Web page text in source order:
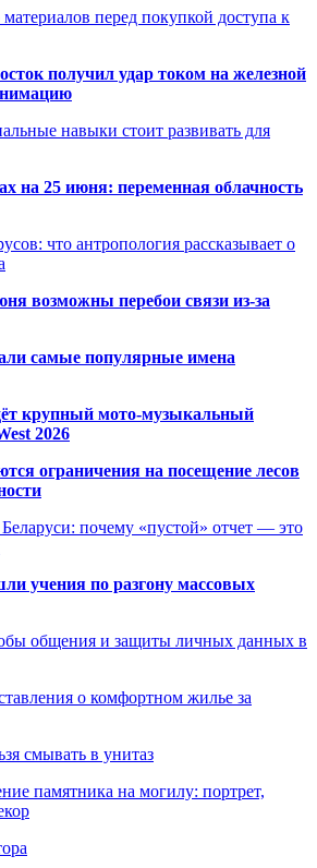
перед покупкой доступа к
получил удар током на железной
навыки стоит развивать для
на 25 июня: переменная облачность
что антропология рассказывает о
возможны перебои связи из-за
самые популярные имена
крупный мото-музыкальный
2026
ограничения на посещение лесов
Беларуси: почему «пустой» отчет — это
учения по разгону массовых
общения и защиты личных данных в
о комфортном жилье за
смывать в унитаз
памятника на могилу: портрет,